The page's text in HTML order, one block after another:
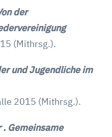
der
(Mithrsg.).
und Jugendliche im
2015 (Mithrsg.).
Gemeinsame